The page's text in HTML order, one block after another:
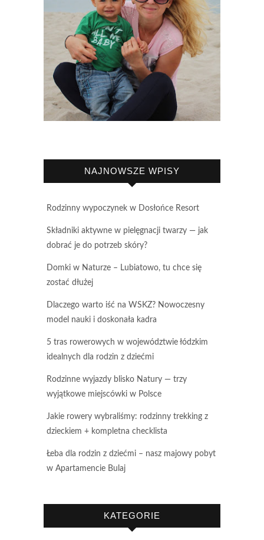
NAJNOWSZE WPISY
Rodzinny wypoczynek w Dosłońce Resort
Składniki aktywne w pielęgnacji twarzy — jak
dobrać je do potrzeb skóry?
Domki w Naturze – Lubiatowo, tu chce się
zostać dłużej
Dlaczego warto iść na WSKZ? Nowoczesny
model nauki i doskonała kadra
5 tras rowerowych w województwie łódzkim
idealnych dla rodzin z dziećmi
Rodzinne wyjazdy blisko Natury — trzy
wyjątkowe miejscówki w Polsce
Jakie rowery wybraliśmy: rodzinny trekking z
dzieckiem + kompletna checklista
Łeba dla rodzin z dziećmi – nasz majowy pobyt
w Apartamencie Bulaj
KATEGORIE